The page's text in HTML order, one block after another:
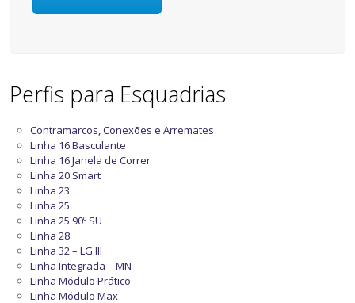
Perfis para Esquadrias
Contramarcos, Conexões e Arremates
Linha 16 Basculante
Linha 16 Janela de Correr
Linha 20 Smart
Linha 23
Linha 25
Linha 25 90º SU
Linha 28
Linha 32 – LG III
Linha Integrada – MN
Linha Módulo Prático
Linha Módulo Max